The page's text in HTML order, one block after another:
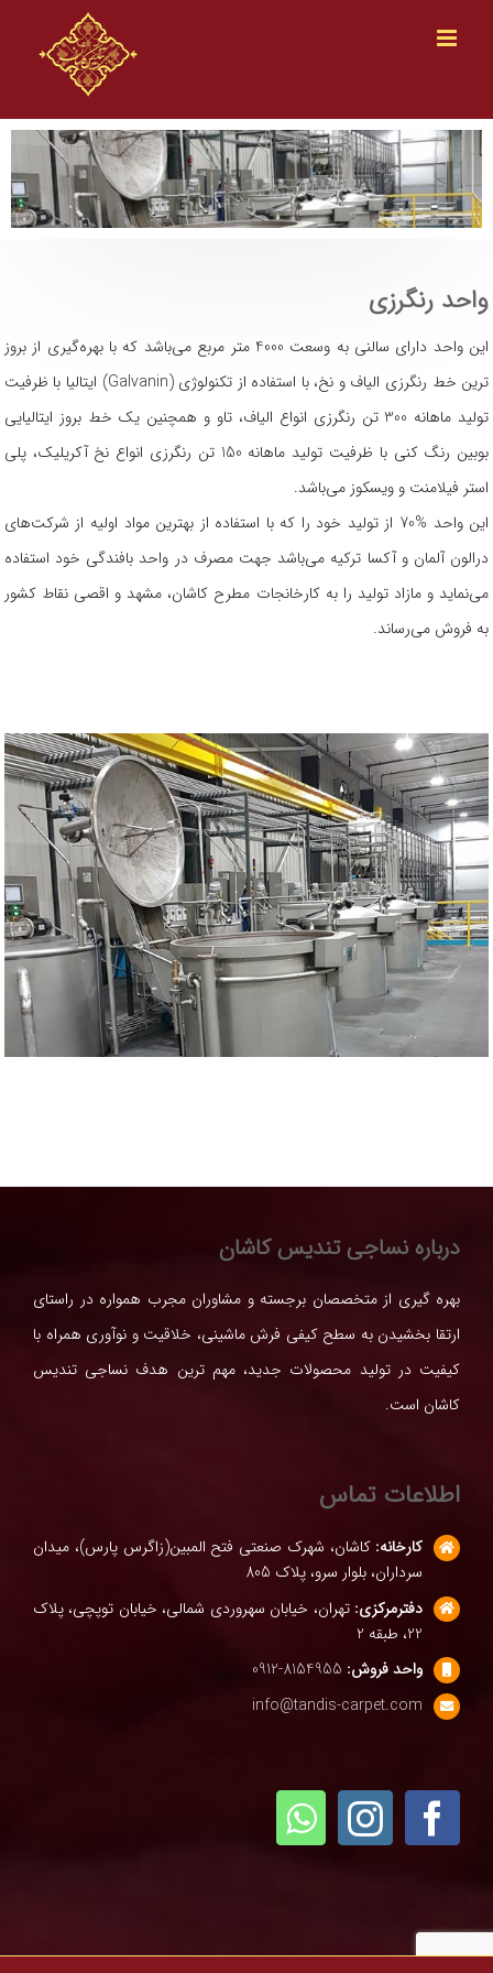
واحد رنگرزی
این واحد دارای سالنی به وسعت 4000 متر مربع می‌باشد که با بهره‌گیری از بروز
ترین خط رنگرزی الیاف و نخ، با استفاده از تکنولوژی (Galvanin) ایتالیا با ظرفیت
تولید ماهانه 300 تن رنگرزی انواع الیاف، تاو و همچنین یک خط بروز ایتالیایی
بوبین رنگ کنی با ظرفیت تولید ماهانه 150 تن رنگرزی انواع نخ آکریلیک، پلی
استر فیلامنت و ویسکوز می‌باشد.
این واحد %70 از تولید خود را که با استفاده از بهترین مواد اولیه از شرکت‌های
درالون آلمان و آکسا ترکیه می‌باشد جهت مصرف در واحد بافندگی خود استفاده
می‌نماید و مازاد تولید را به کارخانجات مطرح کاشان، مشهد و اقصی نقاط کشور
به فروش می‌رساند.
درباره نساجی تندیس کاشان
بهره گیری از متخصصان برجسته و مشاوران مجرب همواره در راستای
ارتقا بخشیدن به سطح کیفی فرش ماشینی، خلاقیت و نوآوری همراه با
کیفیت در تولید محصولات جدید، مهم ترین هدف نساجی تندیس
کاشان است.
اطلاعات تماس
کارخانه: کاشان، شهرک صنعتی فتح المبین(زاگرس پارس)، میدان
سرداران، بلوار سرو، پلاک 805
دفترمرکزی: تهران، خیابان سهروردی شمالی، خیابان توپچی، پلاک
22، طبقه 2
واحد فروش: 8154955-0912
info@tandis-carpet.com